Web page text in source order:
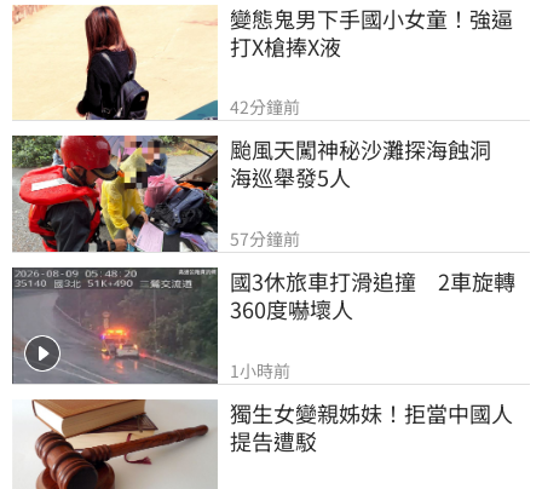
變態鬼男下手國小女童！強逼
打X槍捧X液
42分鐘前
颱風天闖神秘沙灘探海蝕洞
海巡舉發5人
57分鐘前
國3休旅車打滑追撞　2車旋轉
360度嚇壞人
1小時前
獨生女變親姊妹！拒當中國人
提告遭駁